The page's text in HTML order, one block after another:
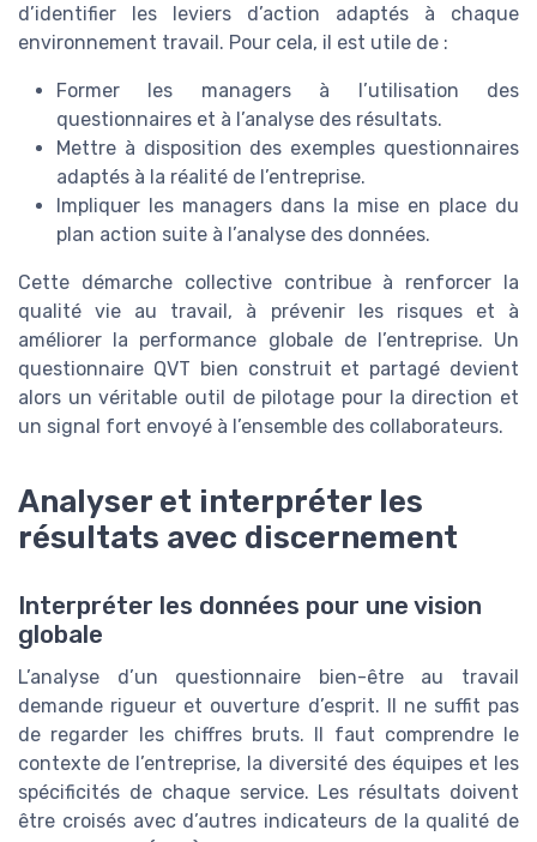
d’identifier les leviers d’action adaptés à chaque
environnement travail. Pour cela, il est utile de :
Former les managers à l’utilisation des
questionnaires et à l’analyse des résultats.
Mettre à disposition des exemples questionnaires
adaptés à la réalité de l’entreprise.
Impliquer les managers dans la mise en place du
plan action suite à l’analyse des données.
Cette démarche collective contribue à renforcer la
qualité vie au travail, à prévenir les risques et à
améliorer la performance globale de l’entreprise. Un
questionnaire QVT bien construit et partagé devient
alors un véritable outil de pilotage pour la direction et
un signal fort envoyé à l’ensemble des collaborateurs.
Analyser et interpréter les
résultats avec discernement
Interpréter les données pour une vision
globale
L’analyse d’un questionnaire bien-être au travail
demande rigueur et ouverture d’esprit. Il ne suffit pas
de regarder les chiffres bruts. Il faut comprendre le
contexte de l’entreprise, la diversité des équipes et les
spécificités de chaque service. Les résultats doivent
être croisés avec d’autres indicateurs de la qualité de